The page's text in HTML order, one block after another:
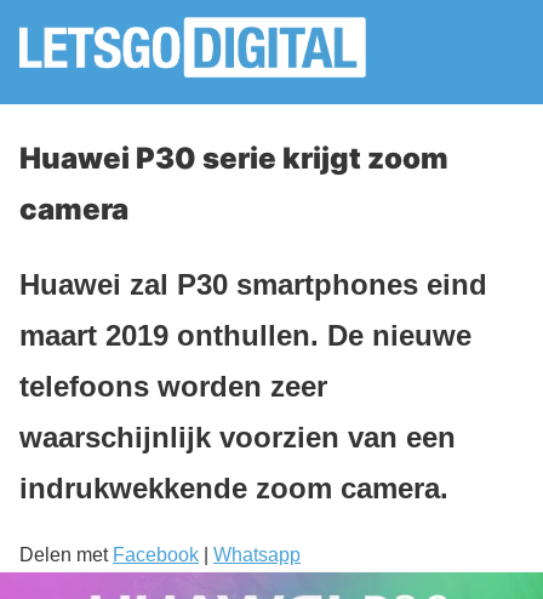
Huawei P30 serie krijgt zoom
camera
Huawei zal P30 smartphones eind
maart 2019 onthullen. De nieuwe
telefoons worden zeer
waarschijnlijk voorzien van een
indrukwekkende zoom camera.
Delen met Facebook Whatsapp